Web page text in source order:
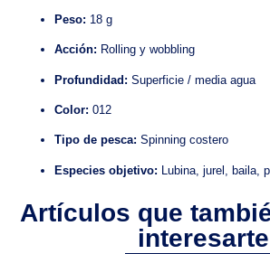
Peso: 18 g
Acción: Rolling y wobbling
Profundidad: Superficie / media agua
Color: 012
Tipo de pesca: Spinning costero
Especies objetivo: Lubina, jurel, baila,
Artículos que
interesarte